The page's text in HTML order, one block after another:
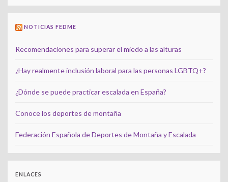
NOTICIAS FEDME
Recomendaciones para superar el miedo a las alturas
¿Hay realmente inclusión laboral para las personas LGBTQ+?
¿Dónde se puede practicar escalada en España?
Conoce los deportes de montaña
Federación Española de Deportes de Montaña y Escalada
ENLACES